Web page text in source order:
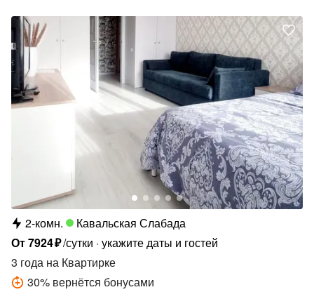
2-комн.
Кавальская Слабада
От7924₽/сутки укажите даты и гостей
3 года на Квартирке
30% вернётся бонусами